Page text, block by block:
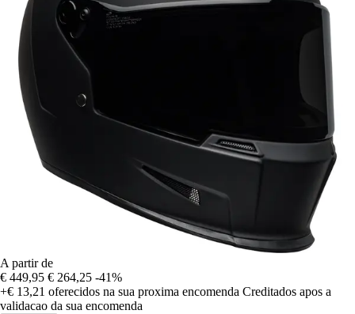
A partir de
€ 449,95 € 264,25 -41%
+€ 13,21 oferecidos na sua proxima encomenda Creditados apos a
validacao da sua encomenda